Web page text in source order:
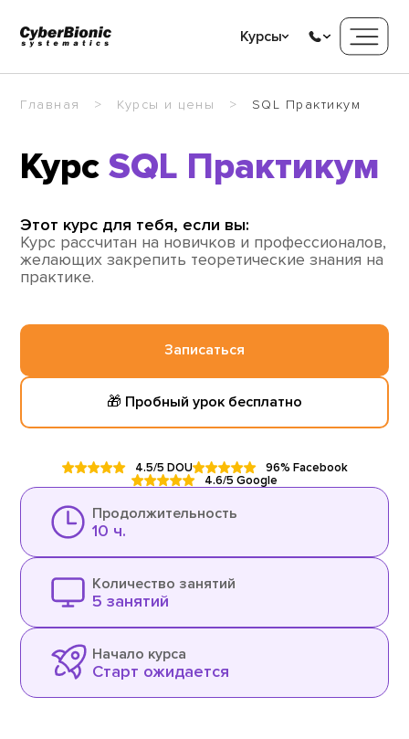
Курсы
Главная Курсы и цены SQL Практикум
КурсSQL Практикум
Этот курс для тебя, если вы:
Курс рассчитан на новичков и профессионалов,
желающих закрепить теоретические знания на
практике.
Записаться
🎁 Пробный урок бесплатно
4.5/5 DOU
96% Facebook
4.6/5 Google
Продолжительность
10 ч.
Количество занятий
5 занятий
Начало курса
Старт ожидается